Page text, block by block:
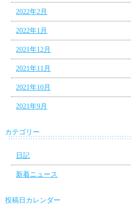
2022年2月
2022年1月
2021年12月
2021年11月
2021年10月
2021年9月
カテゴリー
日記
新着ニュース
投稿日カレンダー